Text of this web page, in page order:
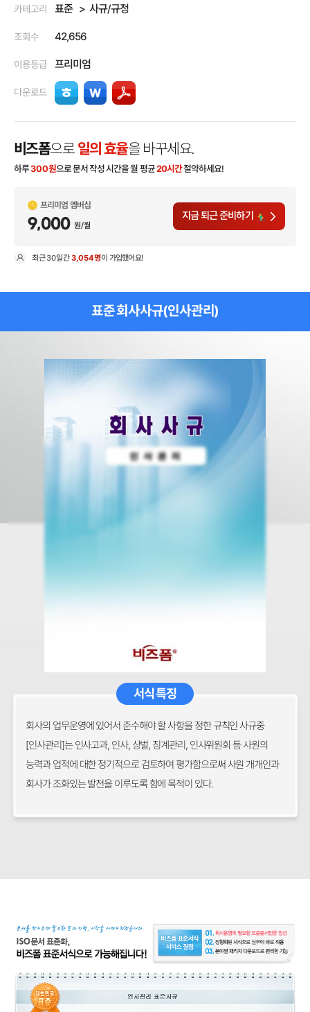
카테고리 표준 사규/규정
조회수 42,656
이용등급 프리미엄
다운로드
비즈폼으로 일의 효율을 바꾸세요.
하루300원으로 문서 작성 시간을 월 평균20시간절약하세요!
프리미엄 멤버십
9,000 원/월
지금 퇴근 준비하기
최근30일간3,054명이 가입했어요!
표준 회사사규(인사관리)
서식 특징
회사의 업무운영에 있어서 준수해야 할 사항을 정한 규칙인 사규중
[인사관리]는 인사고과, 인사, 상벌, 징계관리, 인사위원회 등 사원의
능력과 업적에 대한 정기적으로 검토하여 평가함으로써 사원 개개인과
회사가 조화있는 발전을 이루도록 함에 목적이 있다.